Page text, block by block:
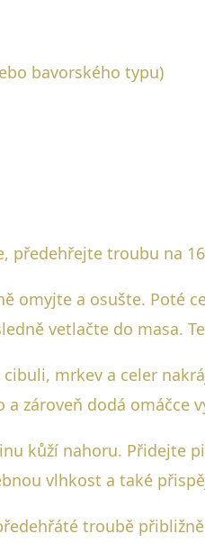
bavorského typu)
předehřejte troubu na
omyjte a osušte. Poté
vetlačte do masa.
mrkev a celer
zároveň dodá omáčce
kůží nahoru. Přidejte
vlhkost a také
troubě